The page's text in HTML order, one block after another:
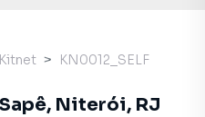
Kitnet KN0012_SELF
Niterói, RJ